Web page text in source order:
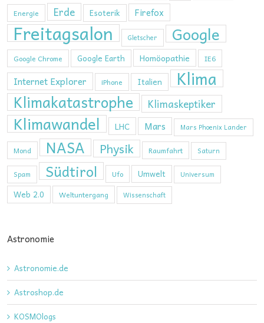
Energie
Erde Esoterik Firefox
Freitagsalon Gletscher Google
Google Chrome Google Earth Homöopathie IE6
Internet Explorer iPhone Italien Klima
Klimakatastrophe Klimaskeptiker
Klimawandel LHC Mars Mars Phoenix Lander
Mond NASA Physik Raumfahrt Saturn
Spam Südtirol Ufo Umwelt Universum
Web 2.0 Weltuntergang Wissenschaft
Astronomie
Astronomie.de
Astroshop.de
KOSMOlogs